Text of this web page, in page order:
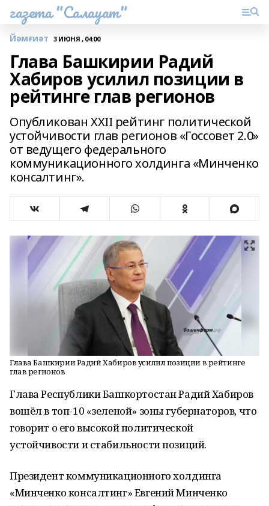
газета "Салауат"
Йәмғиәт 3 ИЮНЯ , 04:00
Глава Башкирии Радий
Хабиров усилил позиции в
рейтинге глав регионов
Опубликован XXII рейтинг политической
устойчивости глав регионов «Госсовет 2.0»
от ведущего федерального
коммуникационного холдинга «Минченко
консалтинг».
Глава Башкирии Радий Хабиров усилил позиции в рейтинге
глав регионов
Глава Республики Башкортостан Радий Хабиров
вошёл в топ-10 «зеленой» зоны губернаторов, что
говорит о его высокой политической
устойчивости и стабильности позиций.
Президент коммуникационного холдинга
«Минченко консалтинг» Евгений Минченко